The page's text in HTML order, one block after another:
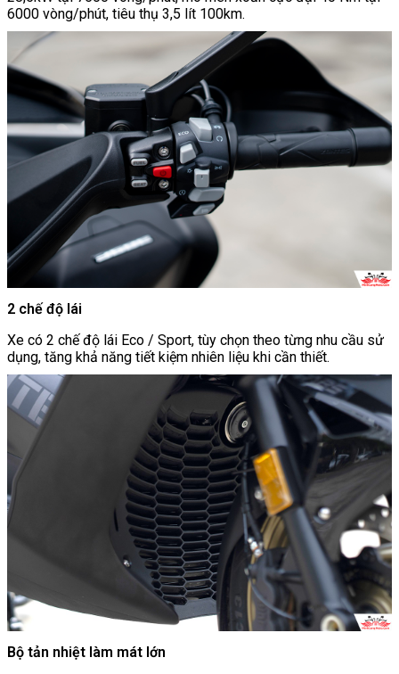
6000 vòng/phút, tiêu thụ 3,5 lít 100km.
2 chế độ lái
Xe có 2 chế độ lái Eco / Sport, tùy chọn theo từng nhu cầu sử
dụng, tăng khả năng tiết kiệm nhiên liệu khi cần thiết.
Bộ tản nhiệt làm mát lớn